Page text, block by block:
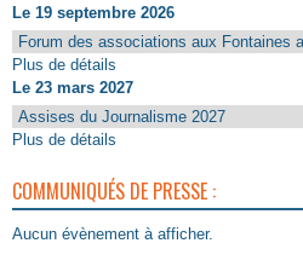
Le 19 septembre 2026
Forum des associations aux Fontaines
Plus de détails
Le 23 mars 2027
Assises du Journalisme 2027
Plus de détails
COMMUNIQUÉS DE PRESSE :
Aucun évènement à afficher.